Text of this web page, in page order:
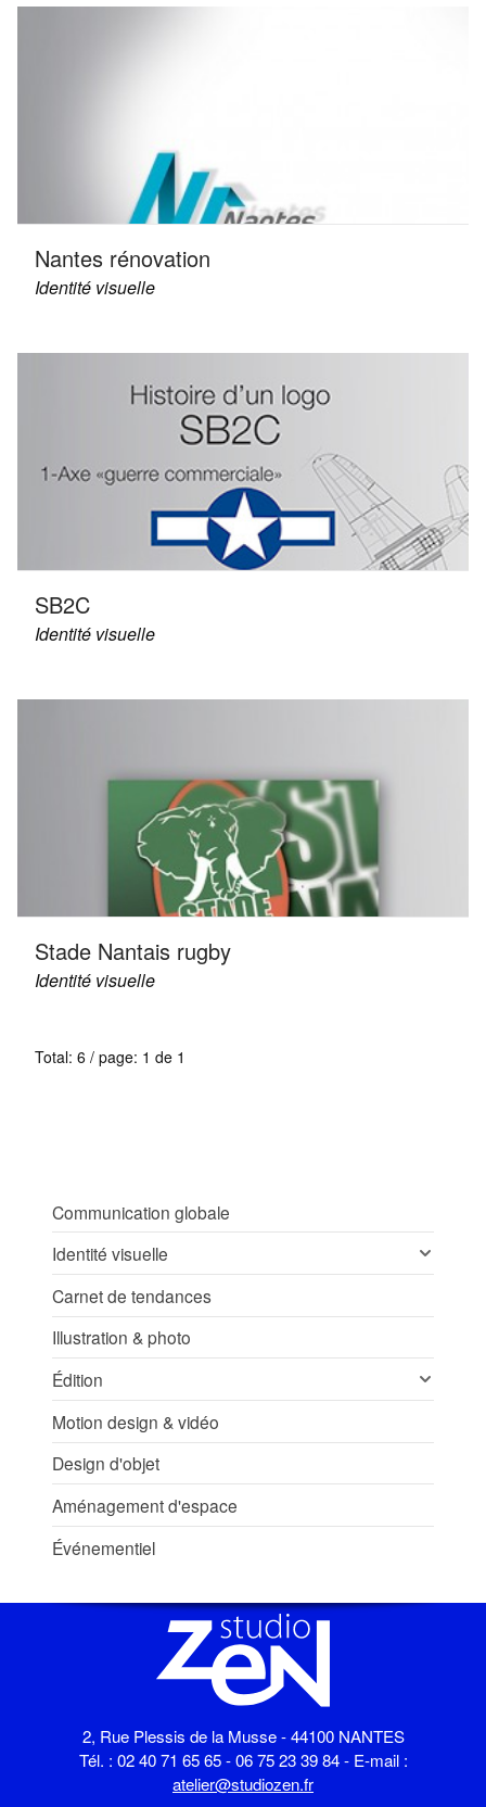
Nantes rénovation
Identité visuelle
SB2C
Identité visuelle
Stade Nantais rugby
Identité visuelle
Total: 6 / page: 1 de 1
Communication globale
Identité visuelle
Carnet de tendances
Illustration & photo
Édition
Motion design & vidéo
Design d'objet
Aménagement d'espace
Événementiel
2, Rue Plessis de la Musse - 44100 NANTES
Tél. : 02 40 71 65 65 - 06 75 23 39 84 - E-mail :
atelier@studiozen.fr